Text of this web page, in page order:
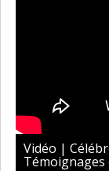
Vidéo |